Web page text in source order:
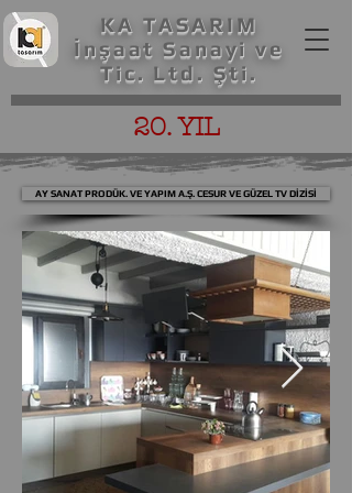
KA TASARIM
İnşaat Sanayi ve
Tic. Ltd. Şti.
20. YIL
AY SANAT PRODÜK. VE YAPIM A.Ş. CESUR VE GÜZEL TV DİZİSİ